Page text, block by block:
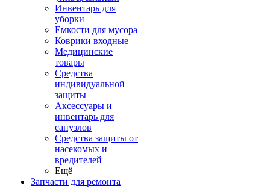
Инвентарь для
уборки
Емкости для мусора
Коврики входные
Медицинские
товары
Средства
индивидуальной
защиты
Аксессуары и
инвентарь для
санузлов
Средства защиты от
насекомых и
вредителей
Ещё
Запчасти для ремонта